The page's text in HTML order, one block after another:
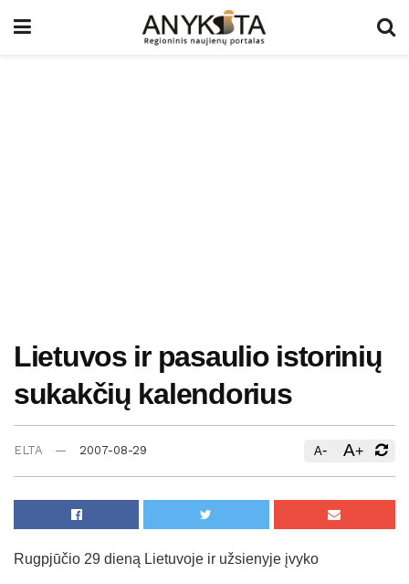
Lietuvos ir pasaulio istorinių
sukakčių kalendorius
ELTA 2007-08-29 A- A+
Rugpjūčio 29 dieną Lietuvoje ir užsienyje įvyko